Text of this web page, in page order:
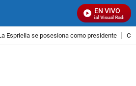
EN VIVO
Señal Visual Radio
Espriella se posesiona como presidente